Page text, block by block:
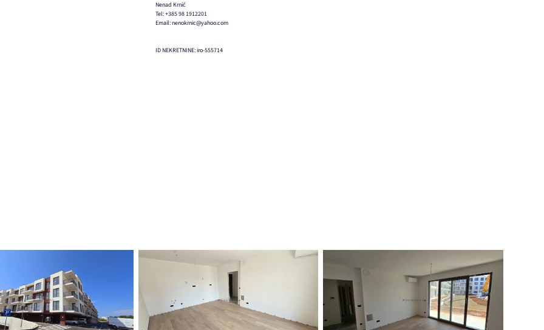
Nenad Krnić
Tel: +385 98 1912201
Email: nenokrnic@yahoo.com
ID NEKRETNINE: iro-555714